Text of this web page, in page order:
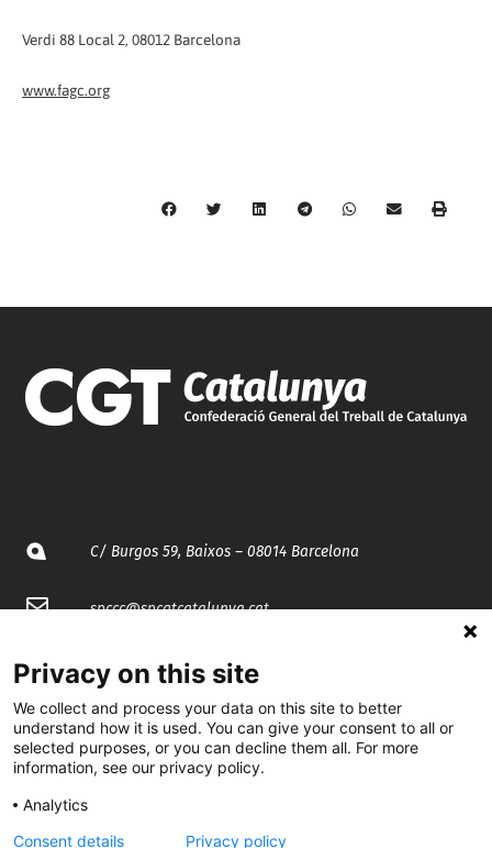
Verdi 88 Local 2, 08012 Barcelona
www.fagc.org
C/ Burgos 59, Baixos – 08014 Barcelona
spccc@spcgtcatalunya.cat
@CGTCatalunya
cgtcatalunya
CGTCatalunya
Privacy on this site
We collect and process your data on this site to better
understand how it is used. You can give your consent to all or
selected purposes, or you can decline them all. For more
information, see our privacy policy.
Analytics
Consent details
Privacy policy